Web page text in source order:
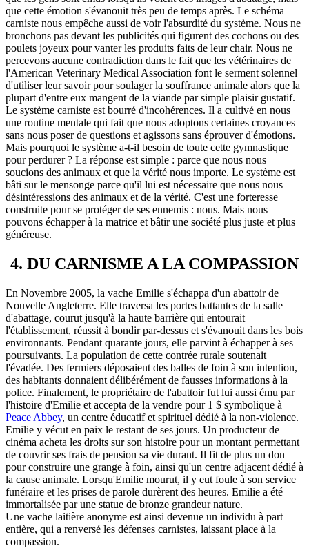
que cette émotion s'évanouit très peu de temps après. Le schéma
carniste nous empêche aussi de voir l'absurdité du système. Nous ne
bronchons pas devant les publicités qui figurent des cochons ou des
poulets joyeux pour vanter les produits faits de leur chair. Nous ne
percevons aucune contradiction dans le fait que les vétérinaires de
l'American Veterinary Medical Association font le serment solennel
d'utiliser leur savoir pour soulager la souffrance animale alors que la
plupart d'entre eux mangent de la viande par simple plaisir gustatif.
Le système carniste est bourré d'incohérences. Il a cultivé en nous
une routine mentale qui fait que nous adoptons certaines croyances
sans nous poser de questions et agissons sans éprouver d'émotions.
Mais pourquoi le système a-t-il besoin de toute cette gymnastique
pour perdurer ? La réponse est simple : parce que nous nous
soucions des animaux et que la vérité nous importe. Le système est
bâti sur le mensonge parce qu'il lui est nécessaire que nous nous
désintéressions des animaux et de la vérité. C'est une forteresse
construite pour se protéger de ses ennemis : nous. Mais nous
pouvons échapper à la matrice et bâtir une société plus juste et plus
généreuse.
4. DU CARNISME A LA COMPASSION
En Novembre 2005, la vache Emilie s'échappa d'un abattoir de
Nouvelle Angleterre. Elle traversa les portes battantes de la salle
d'abattage, courut jusqu'à la haute barrière qui entourait
l'établissement, réussit à bondir par-dessus et s'évanouit dans les bois
environnants. Pendant quarante jours, elle parvint à échapper à ses
poursuivants. La population de cette contrée rurale soutenait
l'évadée. Des fermiers déposaient des balles de foin à son intention,
des habitants donnaient délibérément de fausses informations à la
police. Finalement, le propriétaire de l'abattoir fut lui aussi ému par
l'histoire d'Emilie et accepta de la vendre pour 1 $ symbolique à
Peace Abbey, un centre éducatif et spirituel dédié à la non-violence.
Emilie y vécut en paix le restant de ses jours. Un producteur de
cinéma acheta les droits sur son histoire pour un montant permettant
de couvrir ses frais de pension sa vie durant. Il fit de plus un don
pour construire une grange à foin, ainsi qu'un centre adjacent dédié à
la cause animale. Lorsqu'Emilie mourut, il y eut foule à son service
funéraire et les prises de parole durèrent des heures. Emilie a été
immortalisée par une statue de bronze grandeur nature.
Une vache laitière anonyme est ainsi devenue un individu à part
entière, qui a renversé les défenses carnistes, laissant place à la
compassion.